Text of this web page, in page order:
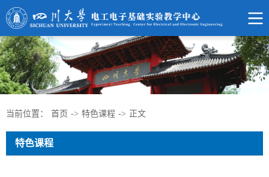
当前位置： 首页 -> 特色课程 -> 正文
特色课程